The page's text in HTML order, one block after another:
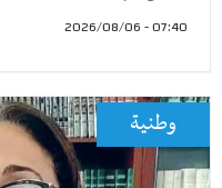
07:40 - 2026/08/06
وطنية